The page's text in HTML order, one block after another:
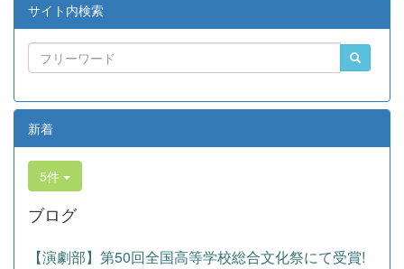
サイト内検索
新着
5件
ブログ
【演劇部】第50回全国高等学校総合文化祭にて受賞!